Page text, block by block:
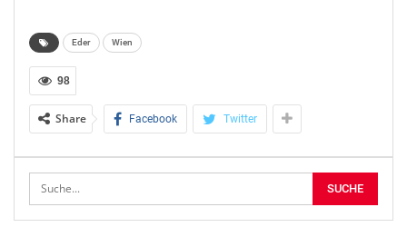
Göttlicher Heiland Krankenhaus
Telefon: 01400889320
E-Mail: katharina.sacken@khgh.at
AUSSCHLIESSLICHER INHALTLICHER VERANTWORTUNG
DES AUSSENDERS. www.ots.at
© Copyright APA-OTS Originaltext-Service GmbH und
Eder Wien
98
Share Facebook Twitter